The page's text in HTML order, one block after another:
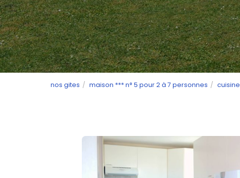
nos gites maison *** n° 5 pour 2 à 7 personnes cuisine